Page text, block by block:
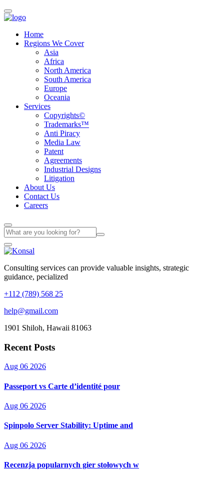
Home
Regions We Cover
Asia
Africa
North America
South America
Europe
Oceania
Services
Copyrights©
Trademarks™
Anti Piracy
Media Law
Patent
Agreements
Industrial Designs
Litigation
About Us
Contact Us
Careers
Consulting services can provide valuable insights, strategic
guidance, pecialized
+112 (789) 568 25
help@gmail.com
1901 Shiloh, Hawaii 81063
Recent Posts
Aug 06 2026
Passeport vs Carte d’identité pour
Aug 06 2026
Spinpolo Server Stability: Uptime and
Aug 06 2026
Recenzja popularnych gier stołowych w